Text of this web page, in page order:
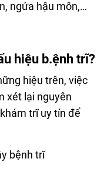
ngứa hậu môn,…
hiệu b.ệnh trĩ?
hiệu trên, việc
xét lại nguyên
trĩ uy tín để
bệnh trĩ